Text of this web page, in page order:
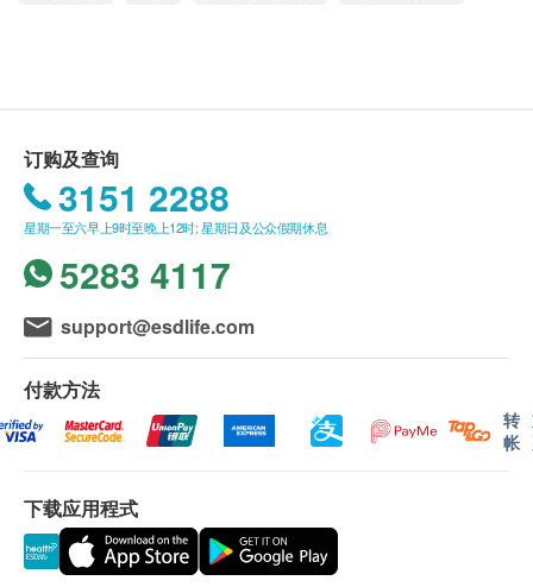
运动心电图
静态心电图
肺功能 重点项目
男士性健康检查 重点项目
II 型单纯性疱疹病毒抗体、爱滋抗原/抗体检测、解脲支
原体基因测试、淋病球菌基因测试 、衣原体基因测试
影像诊断检查
肝脏纤维化扫描
A. 本地及海外客户:
(1) 亲身领取：直接前往中环专科体检中心领取 及 听
取医生讲解报告
自取报告时间 :
星期一至五-上午 9am - 6pm
备注
讲解医疗服务: 电话或会面只提供一次服务
作销毁处理及不会存底，额外索取报告复印需付行
政费(另议)。
客人需自行承担邮寄报告之风险。
订购及查询
3151 2288
星期一至六早上9时至晚上12时; 星期日及公众假期休息
5283 4117
support@esdlife.com
付款方法
转
帐
下载应用程式